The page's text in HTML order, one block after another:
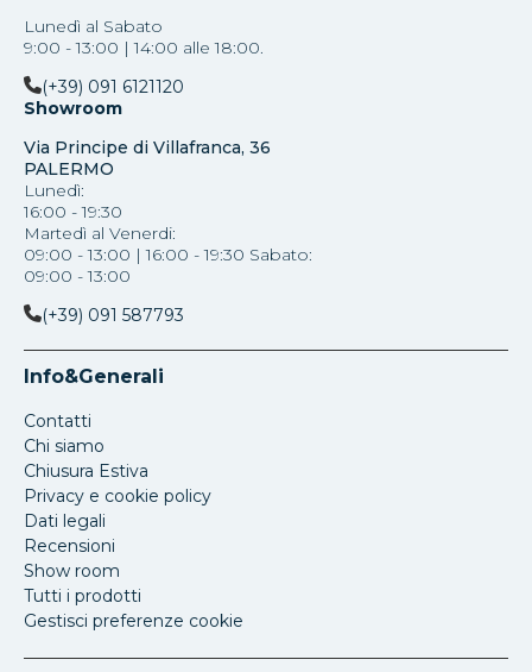
Lunedì al Sabato
9:00 - 13:00 | 14:00 alle 18:00.
(+39) 091 6121120
Showroom
Via Principe di Villafranca, 36
PALERMO
Lunedì:
16:00 - 19:30
Martedì al Venerdi:
09:00 - 13:00 | 16:00 - 19:30 Sabato:
09:00 - 13:00
(+39) 091 587793
Info&Generali
Contatti
Chi siamo
Chiusura Estiva
Privacy e cookie policy
Dati legali
Recensioni
Show room
Tutti i prodotti
Gestisci preferenze cookie